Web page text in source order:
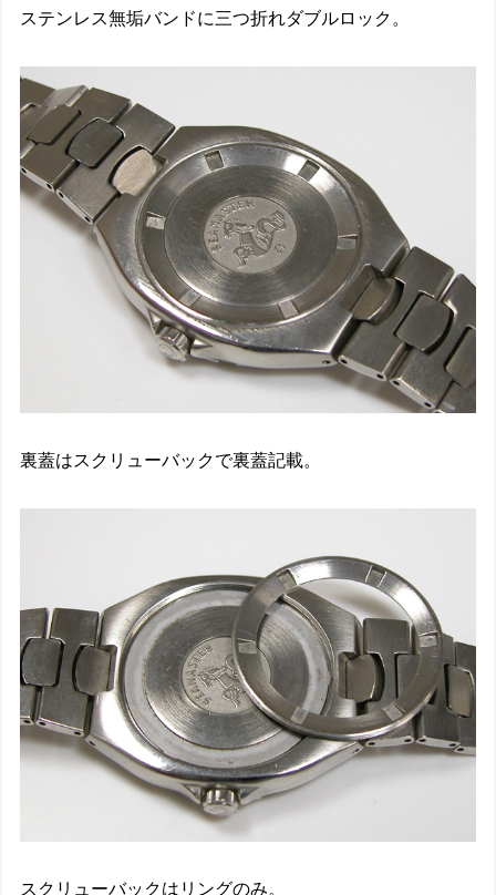
ステンレス無垢バンドに三つ折れダブルロック。
裏蓋はスクリューバックで裏蓋記載。
スクリューバックはリングのみ。